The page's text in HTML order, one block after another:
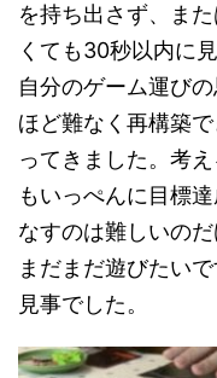
を持ち出さず、ま
くても30秒以内に
自分のゲーム運び
ほど難なく再構築
ってきました。考
もいっぺんに目標
なすのは難しいの
まだまだ遊びたい
見事でした。